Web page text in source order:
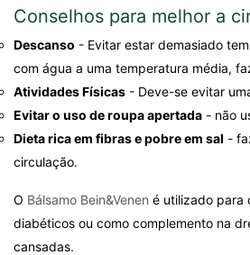
Conselhos para melhor a
Descanso - Evitar estar demasiado
com água a uma temperatura média,
Atividades Físicas - Deve-se evitar
Evitar o uso de roupa apertada - não
Dieta rica em fibras e pobre em sal -
circulação.
O Bálsamo Bein&Venen é utilizado para
diabéticos ou como complemento na
cansadas.